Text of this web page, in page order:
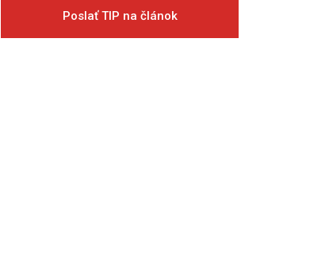
Poslať TIP na článok